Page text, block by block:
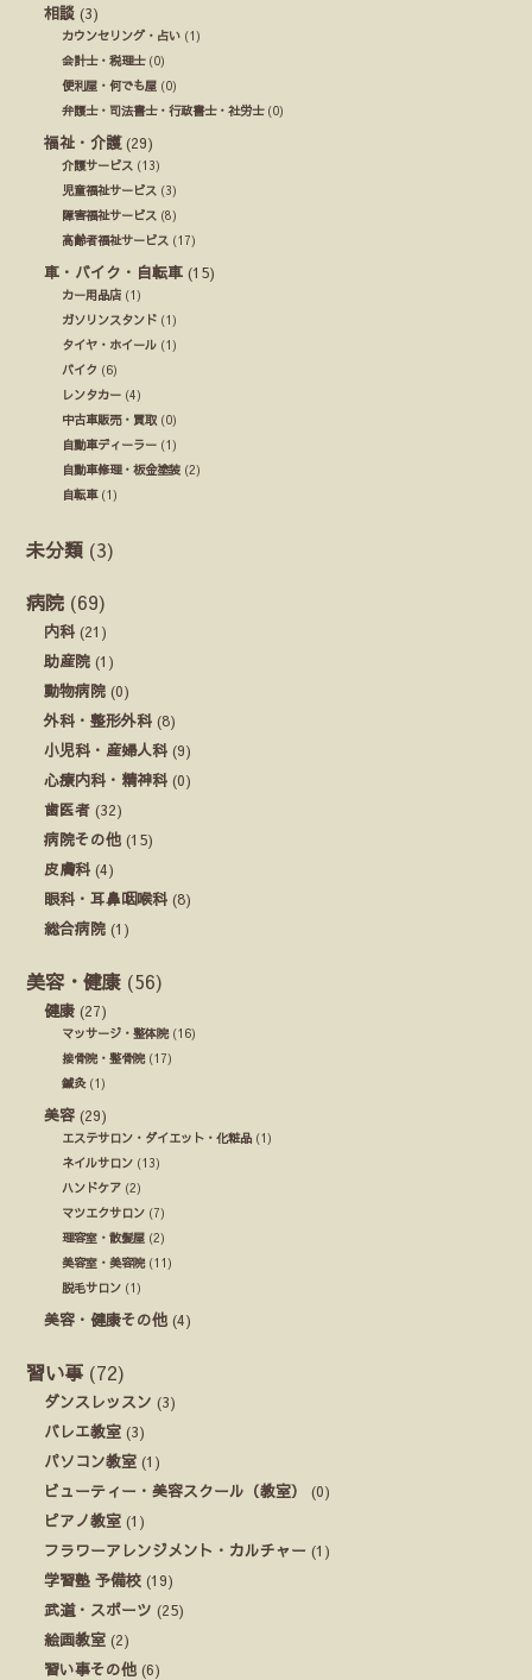
相談 (3)
カウンセリング・占い (1)
会計士・税理士(0)
便利屋・何でも屋 (0)
弁護士・司法書士・行政書士・社労士(0)
福祉・介護(29)
介護サービス (13)
児童福祉サービス (3)
障害福祉サービス (8)
高齢者福祉サービス (17)
車・バイク・自転車 (15)
カー用品店 (1)
ガソリンスタンド (1)
タイヤ・ホイール (1)
バイク (6)
レンタカー (4)
中古車販売・買取 (0)
自動車ディーラー (1)
自動車修理・板金塗装 (2)
自転車(1)
未分類 (3)
病院 (69)
内科 (21)
助産院 (1)
動物病院 (0)
外科・整形外科 (8)
小児科・産婦人科 (9)
心療内科・精神科 (0)
歯医者 (32)
病院その他 (15)
皮膚科 (4)
眼科・耳鼻咽喉科 (8)
総合病院 (1)
美容・健康 (56)
健康 (27)
マッサージ・整体院(16)
接骨院・整骨院(17)
鍼灸(1)
美容 (29)
エステサロン・ダイエット・化粧品 (1)
ネイルサロン (13)
ハンドケア (2)
マツエクサロン (7)
理容室・散髪屋 (2)
美容室・美容院(11)
脱毛サロン (1)
美容・健康その他 (4)
習い事 (72)
ダンスレッスン (3)
バレエ教室 (3)
パソコン教室 (1)
ビューティー・美容スクール（教室）
(0)
ピアノ教室 (1)
フラワーアレンジメント・カルチャー (1)
学習塾 予備校 (19)
武道・スポーツ (25)
絵画教室 (2)
習い事その他 (6)